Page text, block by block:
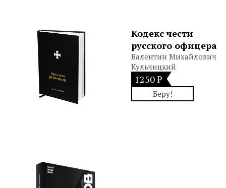
Кодекс чести
русского офицера
Валентин Михайлович
Кульчицкий
1250 ₽
Беру!